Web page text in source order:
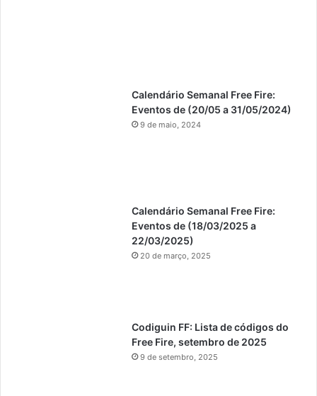
Calendário Semanal Free Fire:
Eventos de (20/05 a 31/05/2024)
9 de maio, 2024
Calendário Semanal Free Fire:
Eventos de (18/03/2025 a
22/03/2025)
20 de março, 2025
Codiguin FF: Lista de códigos do
Free Fire, setembro de 2025
9 de setembro, 2025